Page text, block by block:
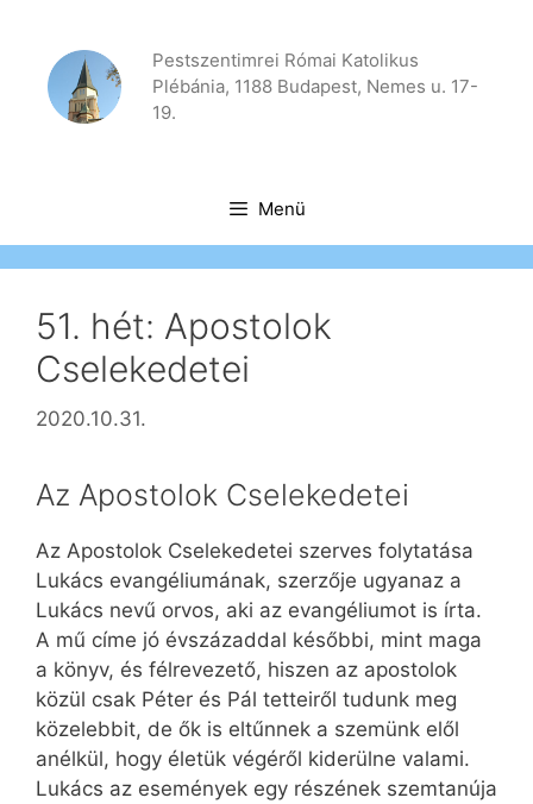
tartalomba
Pestszentimrei Római Katolikus
Plébánia, 1188 Budapest, Nemes u. 17-
19.
Menü
51. hét: Apostolok
Cselekedetei
2020.10.31.
Az Apostolok Cselekedetei
Az Apostolok Cselekedetei szerves folytatása
Lukács evangéliumának, szerzője ugyanaz a
Lukács nevű orvos, aki az evangéliumot is írta.
A mű címe jó évszázaddal későbbi, mint maga
a könyv, és félrevezető, hiszen az apostolok
közül csak Péter és Pál tetteiről tudunk meg
közelebbit, de ők is eltűnnek a szemünk elől
anélkül, hogy életük végéről kiderülne valami.
Lukács az események egy részének szemtanúja